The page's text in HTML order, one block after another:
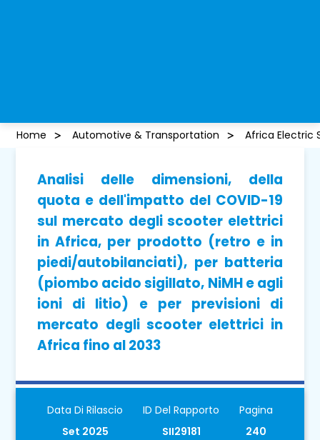
Home Automotive & Transportation Africa Electric
Analisi delle dimensioni, della
quota e dell'impatto del COVID-19
sul mercato degli scooter elettrici
in Africa, per prodotto (retro e in
piedi/autobilanciati), per batteria
(piombo acido sigillato, NiMH e agli
ioni di litio) e per previsioni di
mercato degli scooter elettrici in
Africa fino al 2033
Data Di Rilascio
Set 2025
ID Del Rapporto
SII29181
Pagina
240